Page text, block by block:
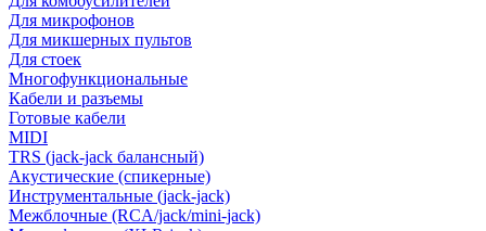
Для микрофонов
Для микшерных пультов
Для стоек
Многофункциональные
Кабели и разъемы
Готовые кабели
MIDI
TRS (jack-jack балансный)
Акустические (спикерные)
Инструментальные (jack-jack)
Межблочные (RCA/jack/mini-jack)